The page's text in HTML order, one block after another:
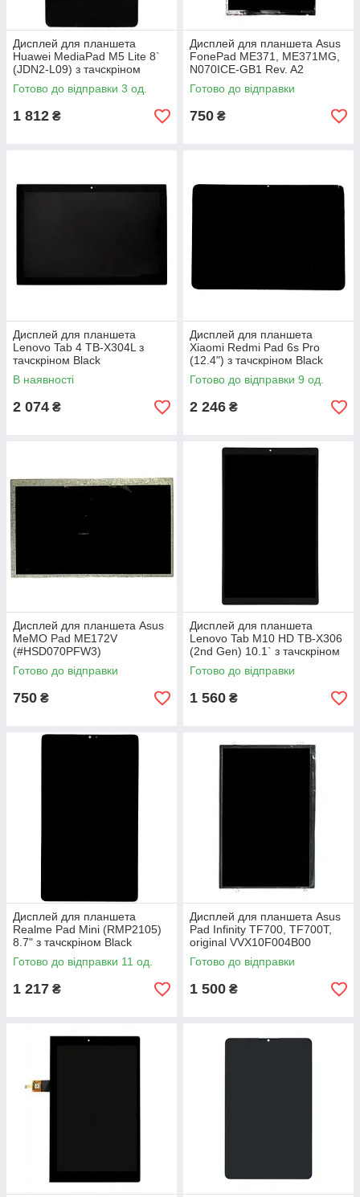
Дисплей для планшета
Huawei MediaPad M5 Lite 8`
(JDN2-L09) з тачскріном
Black
Готово до відправки 3 од.
1 812 ₴
Дисплей для планшета Asus
FonePad ME371, ME371MG,
N070ICE-GB1 Rev. A2
Готово до відправки
750 ₴
Дисплей для планшета
Lenovo Tab 4 TB-X304L з
тачскріном Black
В наявності
2 074 ₴
Дисплей для планшета
Xiaomi Redmi Pad 6s Pro
(12.4") з тачскріном Black
Готово до відправки 9 од.
2 246 ₴
Дисплей для планшета Asus
MeMO Pad ME172V
(#HSD070PFW3)
Готово до відправки
750 ₴
Дисплей для планшета
Lenovo Tab M10 HD TB-X306
(2nd Gen) 10.1` з тачскріном
Black
Готово до відправки
1 560 ₴
Дисплей для планшета
Realme Pad Mini (RMP2105)
8.7" з тачскріном Black
Готово до відправки 11 од.
1 217 ₴
Дисплей для планшета Asus
Pad Infinity TF700, TF700T,
original VVX10F004B00
Готово до відправки
1 500 ₴